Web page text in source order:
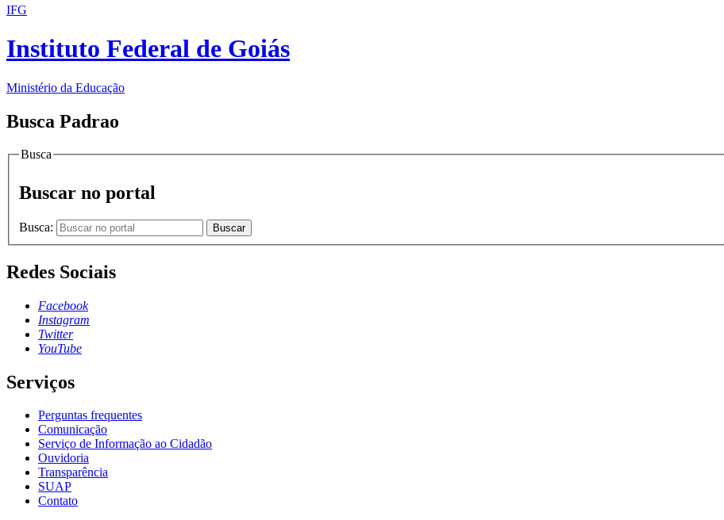
IFG
Instituto Federal de Goiás
Ministério da Educação
Busca Padrao
Busca
Buscar no portal
Busca: Buscar
Redes Sociais
Facebook
Instagram
Twitter
YouTube
Serviços
Perguntas frequentes
Comunicação
Serviço de Informação ao Cidadão
Ouvidoria
Transparência
SUAP
Contato